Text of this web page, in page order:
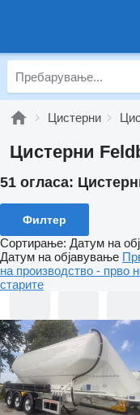
Цистерни
Цистерни
51 огласа:
Филтер
Сортирање: Датум на
Датум на објавување
на производство - прво
старите